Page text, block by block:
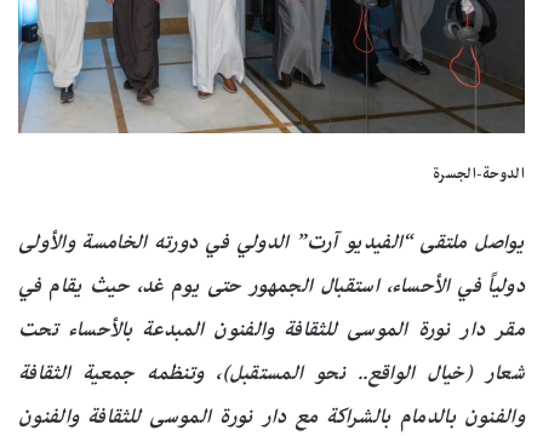
الدوحة-الجسرة
يواصل ملتقى “الفيديو آرت” الدولي في دورته الخامسة والأولى
دولياً في الأحساء، استقبال الجمهور حتى يوم غد، حيث يقام في
مقر دار نورة الموسى للثقافة والفنون المبدعة بالأحساء تحت
شعار (خيال الواقع.. نحو المستقبل)، وتنظمه جمعية الثقافة
والفنون بالدمام بالشراكة مع دار نورة الموسى للثقافة والفنون